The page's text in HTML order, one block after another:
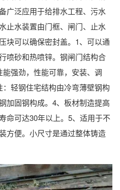
广泛应用于给排水工程、污水
止水装置由门框、闸门、止水
块可以确保密封盖。1、可以通
喷砂和热喷锌。钢闸门结构合
强劲，性能可靠，安装、调
轻钢住宅结构由冷弯薄壁钢构
加固钢构成。4、板材制造提高
命可达30年以上。5、适用于不
方便。小尺寸是通过整体铸造